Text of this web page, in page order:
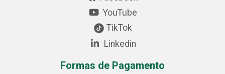
YouTube
TikTok
Linkedin
Formas de Pagamento